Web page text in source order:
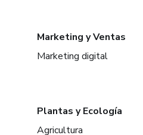
Marketing y Ventas
Marketing digital
Plantas y Ecología
Agricultura